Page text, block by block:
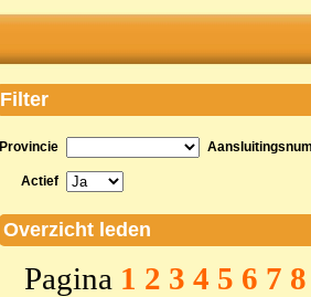
Filter
Provincie
Actief
Overzicht leden
Pagina 1 2 3 4 5 6 7 8